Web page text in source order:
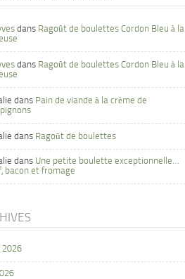
dans Ragoût de boulettes Cordon Bleu à la
dans Ragoût de boulettes Cordon Bleu à la
dans Pain de viande à la crème de
dans Ragoût de boulettes
dans Une petite boulette exceptionnelle…
bacon et fromage
2026